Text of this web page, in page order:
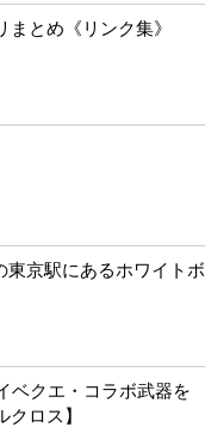
とめ《リンク集》
京駅にあるホワイトボ
ベクエ・コラボ武器を
ロス】